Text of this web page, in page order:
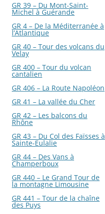
GR 39 – Du Mont-Saint-
Michel à Guérande
GR 4 – De la Méditerranée à
l’Atlantique
GR 40 – Tour des volcans du
Velay
GR 400 – Tour du volcan
cantalien
GR 406 – La Route Napoléon
GR 41 – La vallée du Cher
GR 42 – Les balcons du
Rhône
GR 43 – Du Col des Faïsses à
Sainte-Eulalie
GR 44 – Des Vans à
Champerboux
GR 440 – Le Grand Tour de
la montagne Limousine
GR 441 – Tour de la chaîne
des Puys